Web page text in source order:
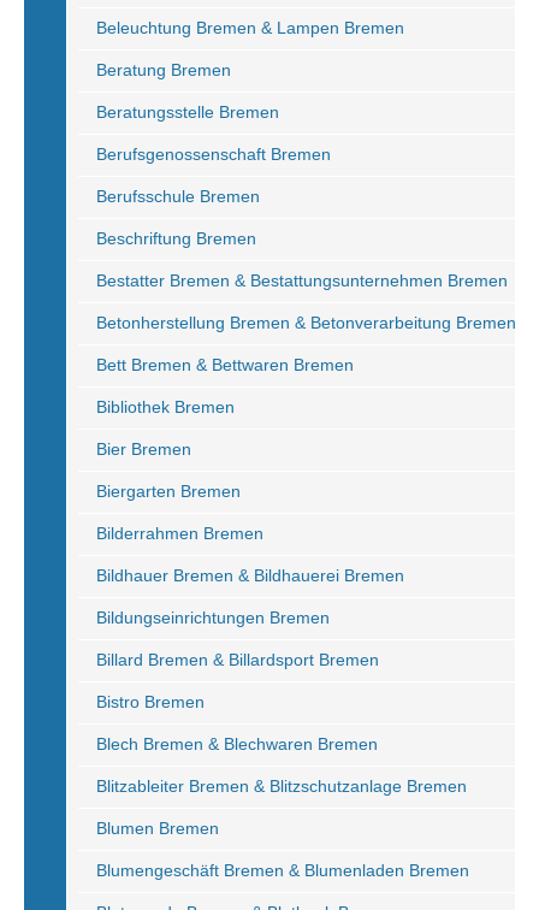
Beleuchtung Bremen & Lampen Bremen
Beratung Bremen
Beratungsstelle Bremen
Berufsgenossenschaft Bremen
Berufsschule Bremen
Beschriftung Bremen
Bestatter Bremen & Bestattungsunternehmen Bremen
Betonherstellung Bremen & Betonverarbeitung Bremen
Bett Bremen & Bettwaren Bremen
Bibliothek Bremen
Bier Bremen
Biergarten Bremen
Bilderrahmen Bremen
Bildhauer Bremen & Bildhauerei Bremen
Bildungseinrichtungen Bremen
Billard Bremen & Billardsport Bremen
Bistro Bremen
Blech Bremen & Blechwaren Bremen
Blitzableiter Bremen & Blitzschutzanlage Bremen
Blumen Bremen
Blumengeschäft Bremen & Blumenladen Bremen